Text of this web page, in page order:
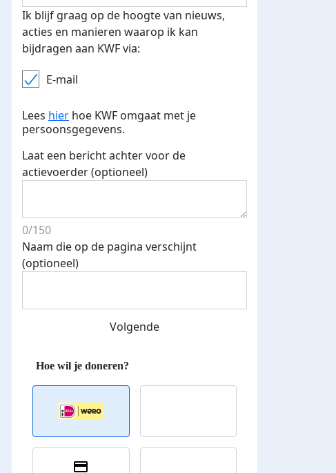
Donateurs
Ik blijf graag op de hoogte van nieuws,
acties en manieren waarop ik kan
bijdragen aan KWF via:
E-mail
Lees hier hoe KWF omgaat met je
persoonsgegevens.
Laat een bericht achter voor de
actievoerder (optioneel)
0/150
Naam die op de pagina verschijnt
(optioneel)
Volgende